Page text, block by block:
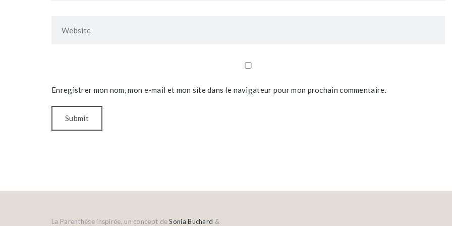
Enregistrer mon nom, mon e-mail et mon site dans le navigateur pour mon prochain commentaire.
La Parenthèse inspirée, un concept deSonia Buchard &